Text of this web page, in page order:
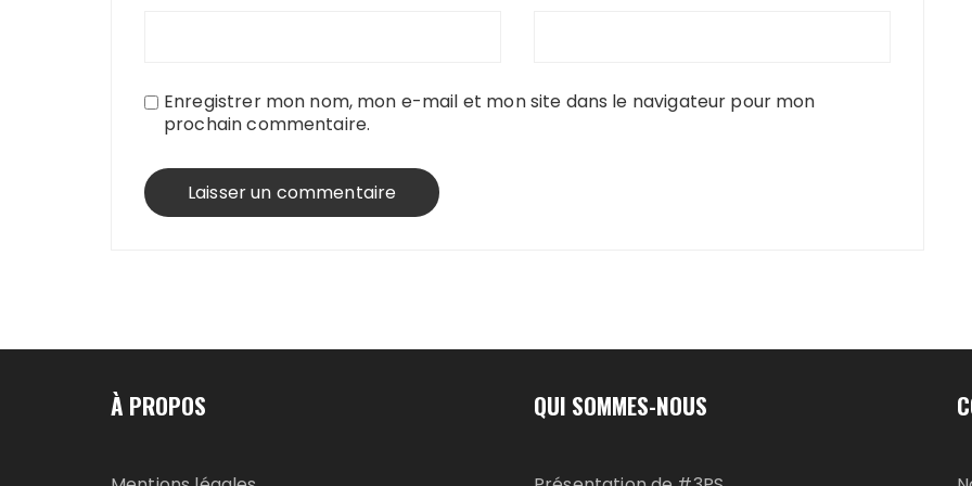
Enregistrer mon nom, mon e-mail et mon site dans le navigateur pour mon
prochain commentaire.
À PROPOS QUI SOMMES-NOUS